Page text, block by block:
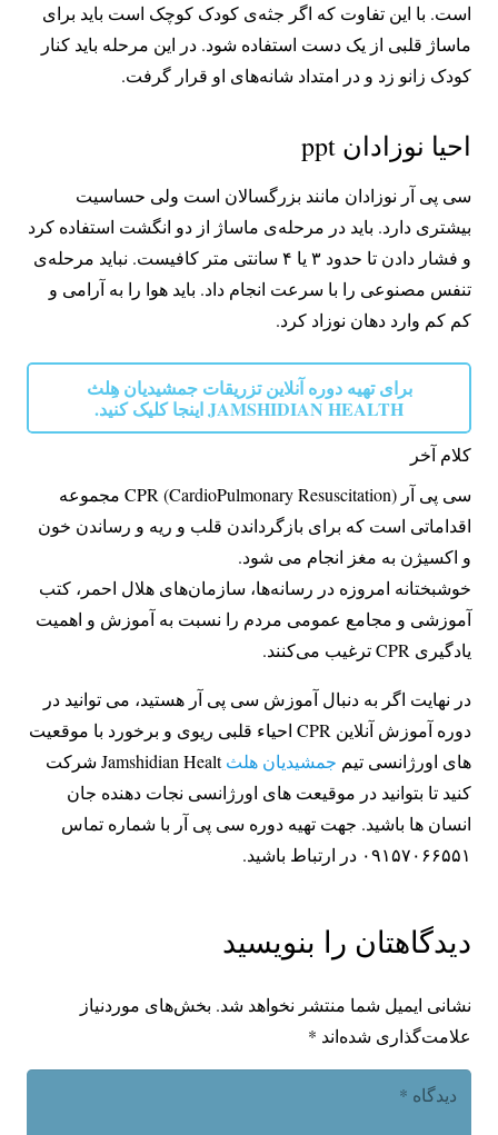
است. با این تفاوت که اگر جثه‌ی کودک کوچک است باید برای
ماساژ قلبی از یک دست استفاده شود. در این مرحله باید کنار
کودک زانو زد و در امتداد شانه‌های او قرار گرفت.
احیا نوزادان ppt
سی پی آر نوزادان مانند بزرگسالان است ولی حساسیت
بیشتری دارد. باید در مرحله‌ی ماساژ از دو انگشت استفاده کرد
و فشار دادن تا حدود ۳ یا ۴ سانتی متر کافیست. نباید مرحله‌ی
تنفس مصنوعی را با سرعت انجام داد. باید هوا را به آرامی و
کم کم وارد دهان نوزاد کرد.
برای تهیه دوره آنلاین تزریقات جمشیدیان هِلث
JAMSHIDIAN HEALTH اینجا کلیک کنید.
کلام آخر
سی پی آر CPR (CardioPulmonary Resuscitation) مجموعه
اقداماتی است که برای بازگرداندن قلب و ریه و رساندن خون
و اکسیژن به مغز انجام می شود.
خوشبختانه امروزه در رسانه‌ها، سازمان‌های هلال احمر، کتب
آموزشی و مجامع عمومی مردم را نسبت به آموزش و اهمیت
یادگیری CPR ترغیب می‌کنند.
در نهایت اگر به دنبال آموزش سی پی آر هستید، می توانید در
دوره آموزش آنلاین CPR احیاء قلبی ریوی و برخورد با موقعیت
های اورژانسی تیم جمشیدیان هلث
Jamshidian Healt شرکت
کنید تا بتوانید در موقیعت های اورژانسی نجات دهنده جان
انسان ها باشید. جهت تهیه دوره سی پی آر با شماره تماس
۰۹۱۵۷۰۶۶۵۵۱ در ارتباط باشید.
دیدگاهتان را بنویسید
نشانی ایمیل شما منتشر نخواهد شد. بخش‌های موردنیاز
علامت‌گذاری شده‌اند *